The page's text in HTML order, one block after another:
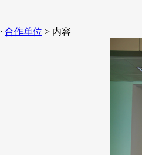
合作单位 > 内容